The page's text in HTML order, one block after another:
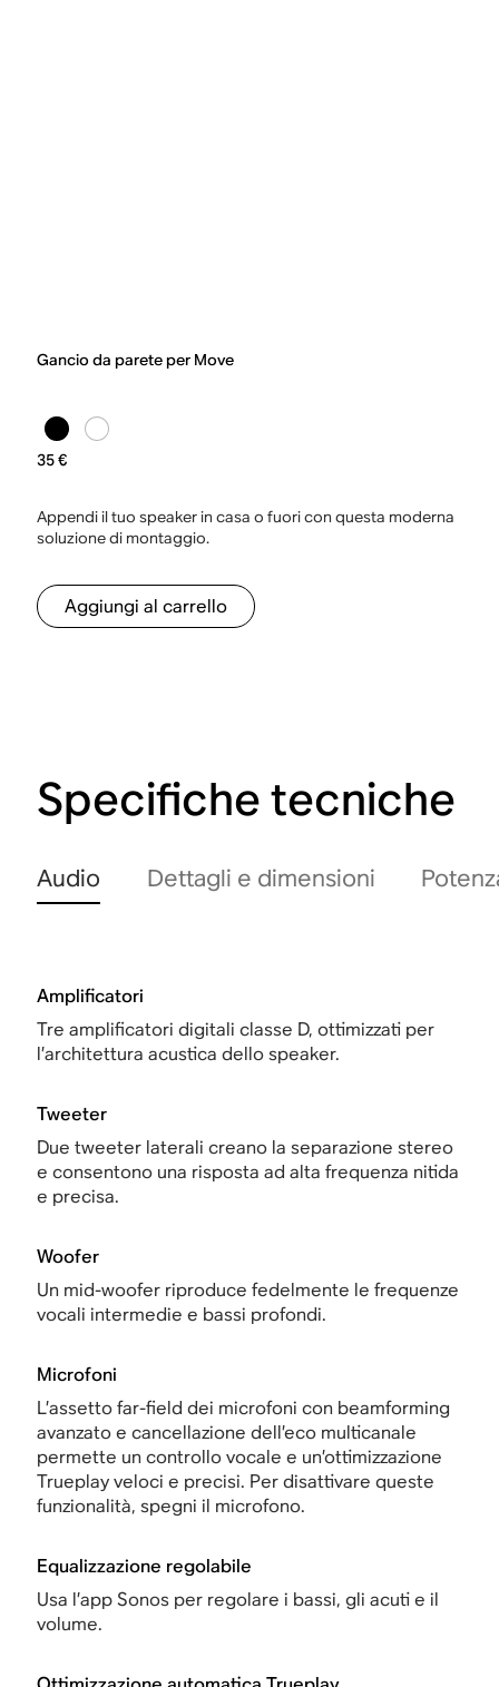
Gancio da parete per Move
35 €
Appendi il tuo speaker in casa o fuori con questa moderna
soluzione di montaggio.
Aggiungi al carrello
Specifiche tecniche
Audio Dettagli e dimensioni
Amplificatori
Tre amplificatori digitali classe D, ottimizzati per
l’architettura acustica dello speaker.
Tweeter
Due tweeter laterali creano la separazione stereo
e consentono una risposta ad alta frequenza nitida
e precisa.
Woofer
Un mid-woofer riproduce fedelmente le frequenze
vocali intermedie e bassi profondi.
Microfoni
L’assetto far-field dei microfoni con beamforming
avanzato e cancellazione dell’eco multicanale
permette un controllo vocale e un’ottimizzazione
Trueplay veloci e precisi. Per disattivare queste
funzionalità, spegni il microfono.
Equalizzazione regolabile
Usa l’app Sonos per regolare i bassi, gli acuti e il
volume.